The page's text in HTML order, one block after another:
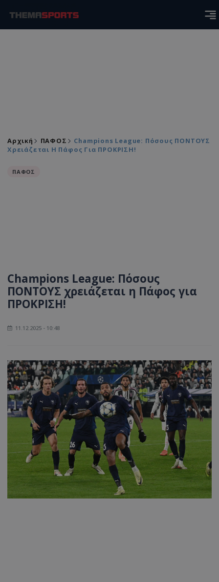
Αρχική ΠΑΦΟΣ
Champions League: Πόσους ΠΟΝΤΟΥΣ
Χρειάζεται Η Πάφος Για ΠΡΟΚΡΙΣΗ!
ΠΑΦΟΣ
Champions League: Πόσους
ΠΟΝΤΟΥΣ χρειάζεται η Πάφος για
ΠΡΟΚΡΙΣΗ!
11.12.2025 - 10:48